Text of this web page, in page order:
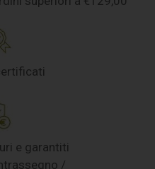
e garantiti
/